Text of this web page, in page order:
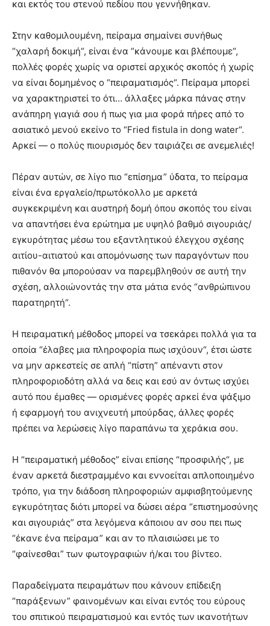
και εκτός του στενού πεδίου που γεννήθηκαν.
Στην καθομιλουμένη, πείραμα σημαίνει συνήθως
“χαλαρή δοκιμή“, είναι ένα “κάνουμε και βλέπουμε“,
πολλές φορές χωρίς να οριστεί αρχικός σκοπός ή χωρίς
να είναι δομημένος ο “πειραματισμός“. Πείραμα μπορεί
να χαρακτηριστεί το ότι… άλλαξες μάρκα πάνας στην
ανάπηρη γιαγιά σου ή πως για μια φορά πήρες από το
ασιατικό μενού εκείνο το “Fried fistula in dong water“.
Αρκεί — ο πολύς πιουρισμός δεν ταιριάζει σε ανεμελιές!
Πέραν αυτών, σε λίγο πιο “επίσημα” ύδατα, το πείραμα
είναι ένα εργαλείο/πρωτόκολλο με αρκετά
συγκεκριμένη και αυστηρή δομή όπου σκοπός του είναι
να απαντήσει ένα ερώτημα με υψηλό βαθμό σιγουριάς/
εγκυρότητας μέσω του εξαντλητικού έλεγχου σχέσης
αιτίου-αιτιατού και απομόνωσης των παραγόντων που
πιθανόν θα μπορούσαν να παρεμβληθούν σε αυτή την
σχέση, αλλοιώνοντάς την στα μάτια ενός “ανθρώπινου
παρατηρητή“.
Η πειραματική μέθοδος μπορεί να τσεκάρει πολλά για τα
οποία “έλαβες μια πληροφορία πως ισχύουν“, έτσι ώστε
να μην αρκεστείς σε απλή “πίστη” απέναντι στον
πληροφοριοδότη αλλά να δεις και εσύ αν όντως ισχύει
αυτό που έμαθες — ορισμένες φορές αρκεί ένα ψάξιμο
ή εφαρμογή του ανιχνευτή μπούρδας, άλλες φορές
πρέπει να λερώσεις λίγο παραπάνω τα χεράκια σου.
Η “πειραματική μέθοδος” είναι επίσης “προσφιλής“, με
έναν αρκετά διεστραμμένο και εννοείται απλοποιημένο
τρόπο, για την διάδοση πληροφοριών αμφισβητούμενης
εγκυρότητας διότι μπορεί να δώσει αέρα “επιστημοσύνης
και σιγουριάς” στα λεγόμενα κάποιου αν σου πει πως
“έκανε ένα πείραμα” και αν το πλαισιώσει με το
“φαίνεσθαι” των φωτογραφιών ή/και του βίντεο.
Παραδείγματα πειραμάτων που κάνουν επίδειξη
“παράξενων” φαινομένων και είναι εντός του εύρους
του σπιτικού πειραματισμού και εντός των ικανοτήτων